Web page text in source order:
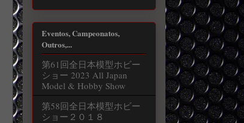
Eventos, Campeonatos,
Outros,...
第61回全日本模型ホビー
ショー 2023 All Japan
Model & Hobby Show
第58回全日本模型ホビー
ショー２０１８